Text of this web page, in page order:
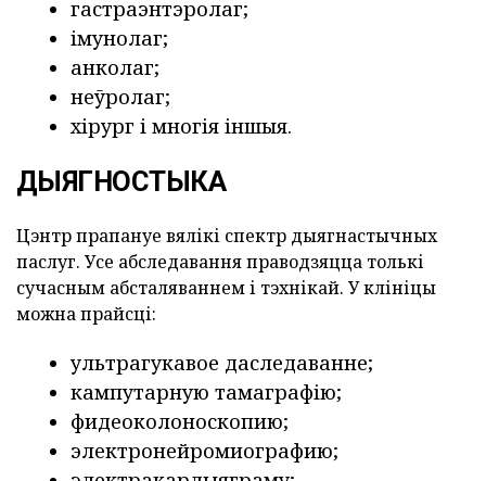
гастраэнтэролаг;
імунолаг;
анколаг;
неўролаг;
хірург і многія іншыя.
ДЫЯГНОСТЫКА
Цэнтр прапануе вялікі спектр дыягнастычных
паслуг. Усе абследавання праводзяцца толькі
сучасным абсталяваннем і тэхнікай. У клініцы
можна прайсці:
ультрагукавое даследаванне;
кампутарную тамаграфію;
фидеоколоноскопию;
электронейромиографию;